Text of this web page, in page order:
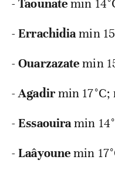
-Taounatemin
-Errachidiamin
-Ouarzazatemin
-Agadirmin 17°C;
-Essaouiramin
-Laâyounemin